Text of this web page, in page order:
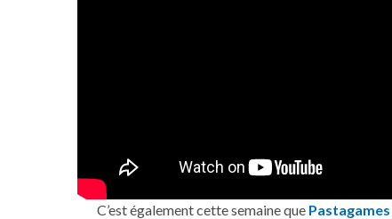
C’est également cette semaine que Pastagames